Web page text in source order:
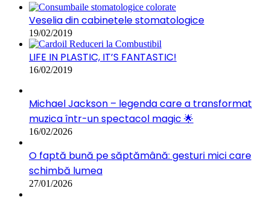
Veselia din cabinetele stomatologice
19/02/2019
LIFE IN PLASTIC, IT’S FANTASTIC!
16/02/2019
Michael Jackson – legenda care a transformat
muzica într-un spectacol magic 🌟
16/02/2026
O faptă bună pe săptămână: gesturi mici care
schimbă lumea
27/01/2026